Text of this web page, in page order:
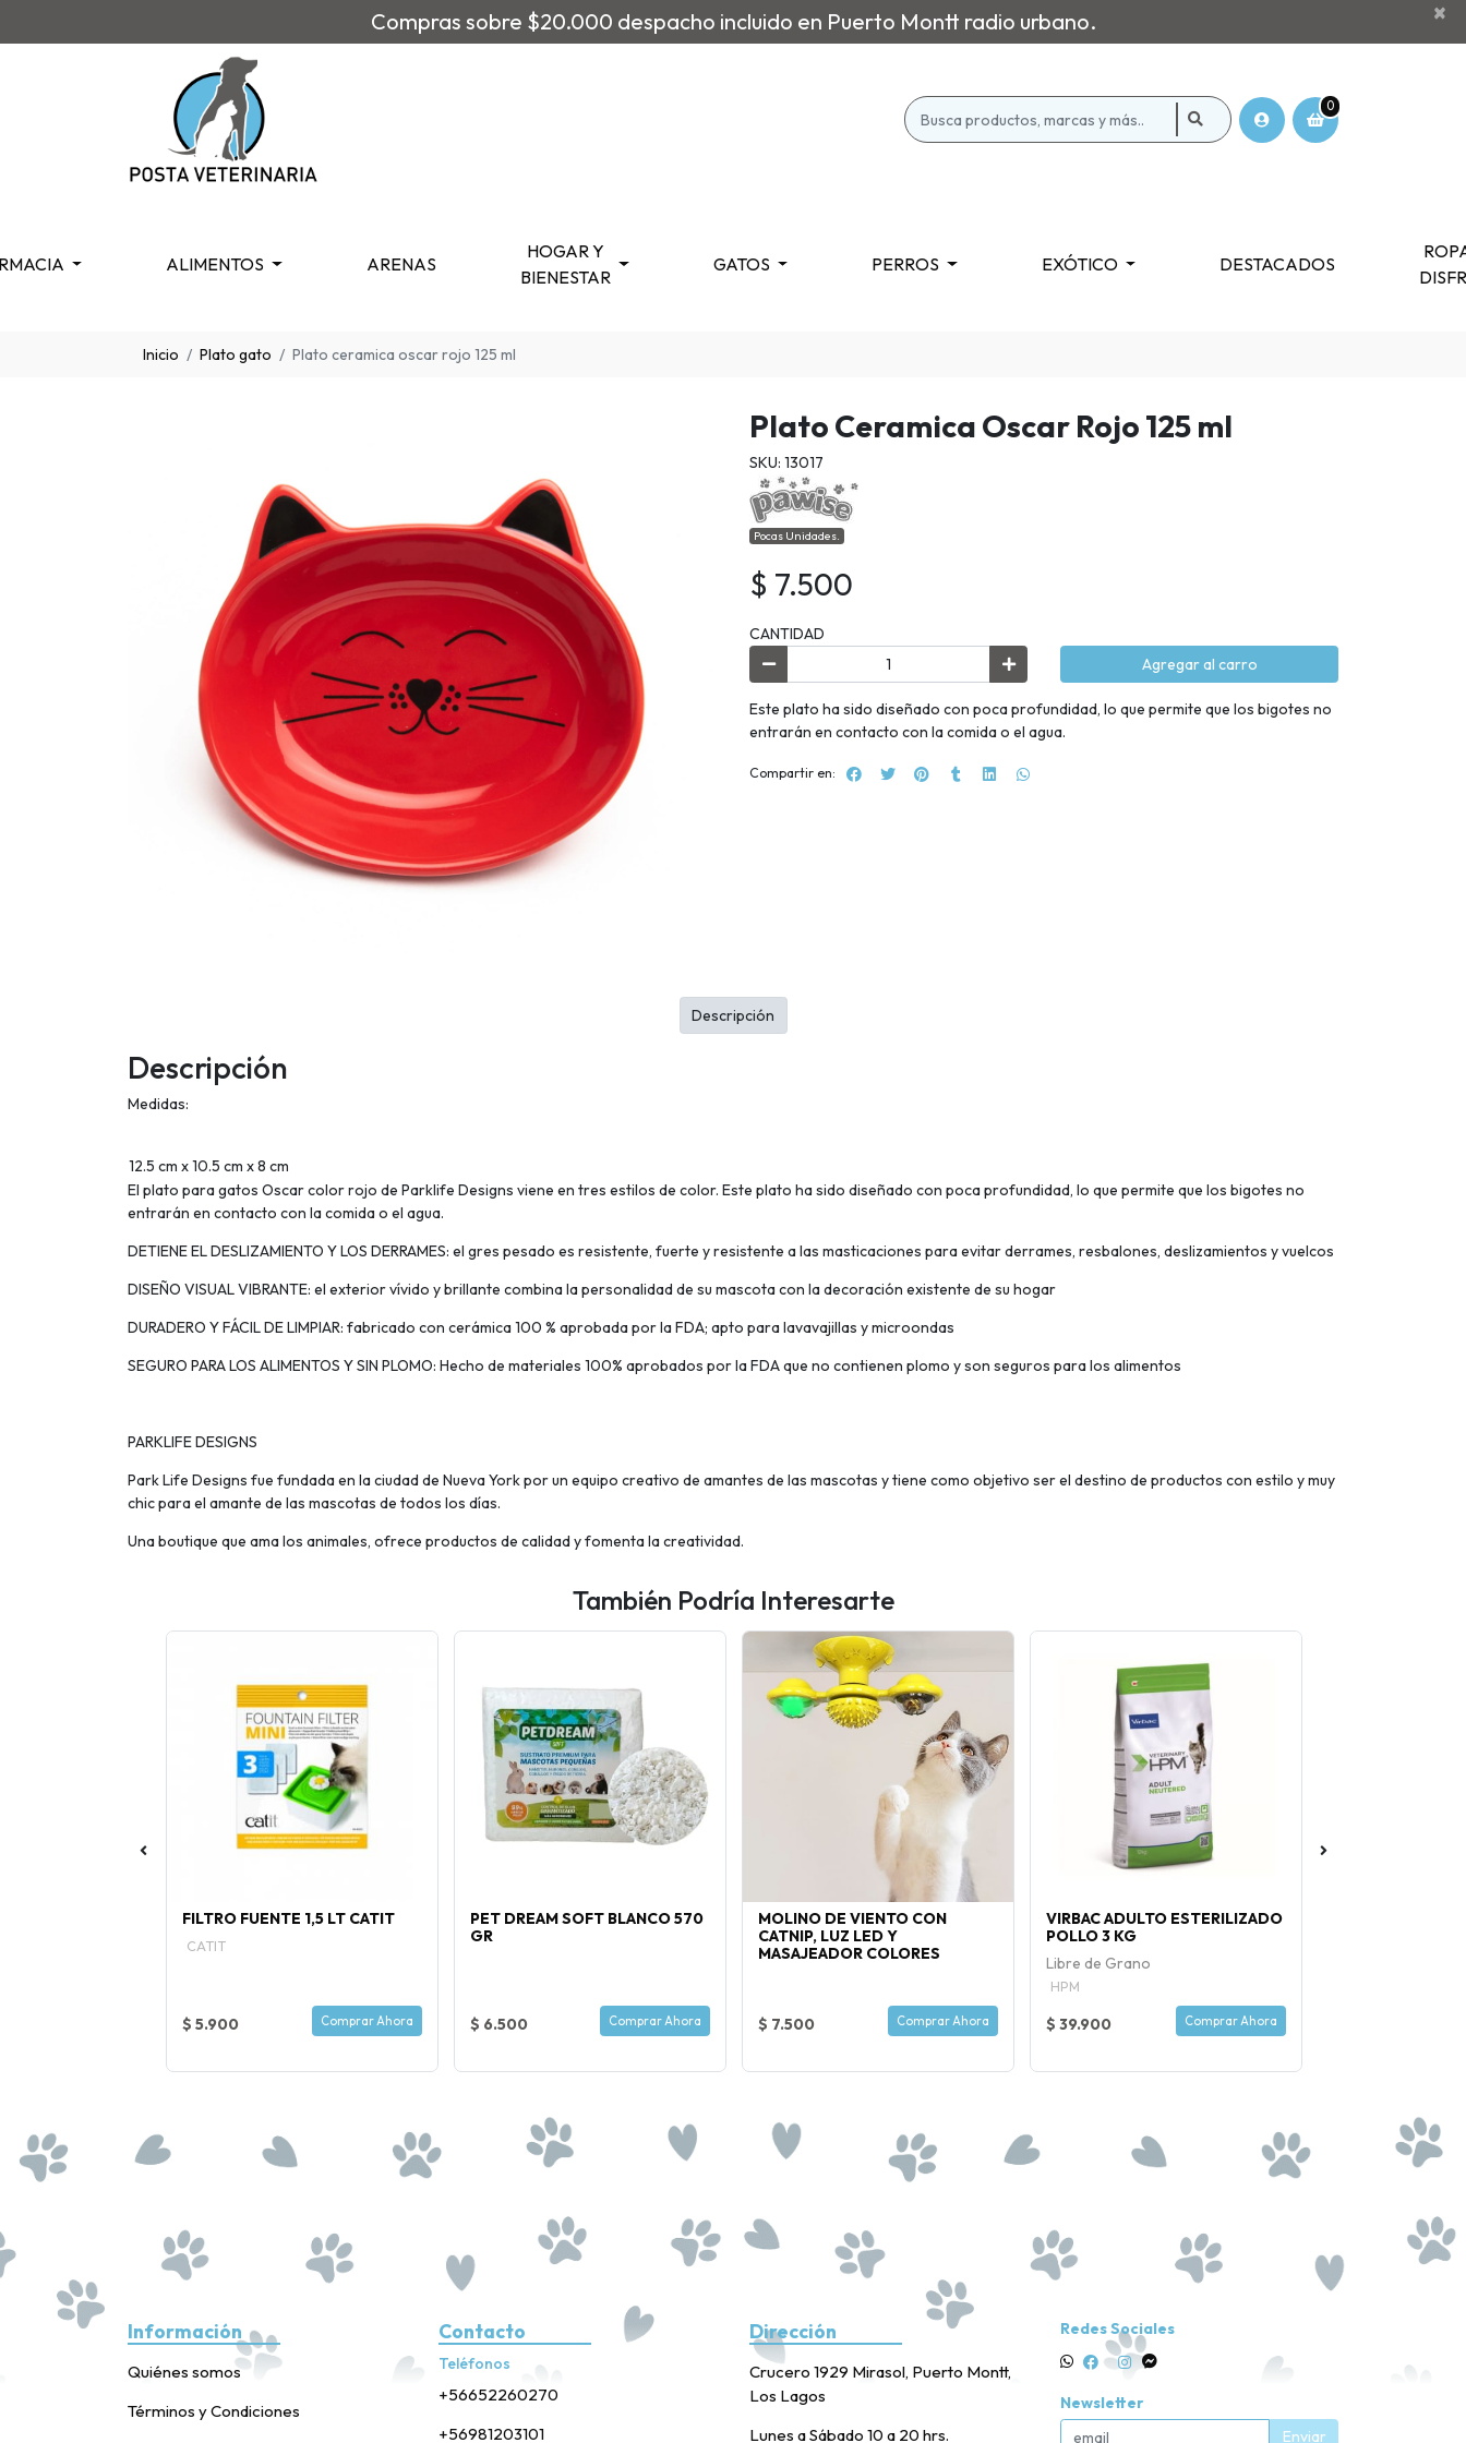
Compras sobre $20.000 despacho incluido en Puerto Montt radio urbano. ×
0
ALIMENTOS ARENAS
HOGAR Y
BIENESTAR
GATOS PERROS EXÓTICO DESTACADOS
Inicio Plato gato Plato ceramica oscar rojo 125 ml
Plato Ceramica Oscar Rojo 125 ml
SKU: 13017
Pocas Unidades.
$ 7.500
CANTIDAD
Agregar al carro
Este plato ha sido diseñado con poca profundidad, lo que permite que los bigotes no
entrarán en contacto con la comida o el agua.
Compartir en:
Descripción
Medidas:
12.5 cm x 10.5 cm x 8 cm
El plato para gatos Oscar color rojo de Parklife Designs viene en tres estilos de color. Este plato ha sido diseñado con poca profundidad, lo que permite que los bigotes no
entrarán en contacto con la comida o el agua.
DETIENE EL DESLIZAMIENTO Y LOS DERRAMES: el gres pesado es resistente, fuerte y resistente a las masticaciones para evitar derrames, resbalones, deslizamientos y vuelcos
DISEÑO VISUAL VIBRANTE: el exterior vívido y brillante combina la personalidad de su mascota con la decoración existente de su hogar
DURADERO Y FÁCIL DE LIMPIAR: fabricado con cerámica 100 % aprobada por la FDA; apto para lavavajillas y microondas
SEGURO PARA LOS ALIMENTOS Y SIN PLOMO: Hecho de materiales 100% aprobados por la FDA que no contienen plomo y son seguros para los alimentos
PARKLIFE DESIGNS
Park Life Designs fue fundada en la ciudad de Nueva York por un equipo creativo de amantes de las mascotas y tiene como objetivo ser el destino de productos con estilo y muy
chic para el amante de las mascotas de todos los días.
Una boutique que ama los animales, ofrece productos de calidad y fomenta la creatividad.
Descripción
También Podría Interesarte
FILTRO FUENTE 1,5 LT CATIT
CATIT
$ 5.900 Comprar Ahora
PET DREAM SOFT BLANCO 570
GR
$ 6.500 Comprar Ahora
MOLINO DE VIENTO CON
CATNIP, LUZ LED Y
MASAJEADOR COLORES
$ 7.500 Comprar Ahora
VIRBAC ADULTO ESTERILIZADO
POLLO 3 KG
Libre de Grano
HPM
$ 39.900 Comprar Ahora
Información
Quiénes somos
Términos y Condiciones
Contacto
Teléfonos
+56652260270
+56981203101
Dirección
Crucero 1929 Mirasol, Puerto Montt,
Los Lagos
Lunes a Sábado 10 a 20 hrs.
Redes Sociales
Newsletter
Enviar